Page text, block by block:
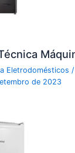
Eletrodomésticos
de 2023